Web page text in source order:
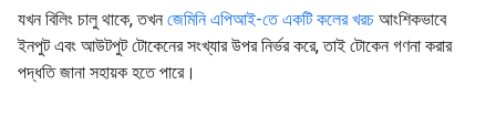
যখন বিলিং চালু থাকে, তখন জেমিনি এপিআই-তে একটি কলের খরচ আংশিকভাবে
ইনপুট এবং আউটপুট টোকেনের সংখ্যার উপর নির্ভর করে, তাই টোকেন গণনা করার
পদ্ধতি জানা সহায়ক হতে পারে।